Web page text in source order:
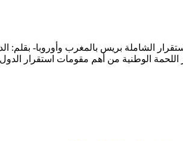
الشاملة بريس بالمغرب وأوروبا-
اللحمة الوطنية من أهم مقومات استقرار